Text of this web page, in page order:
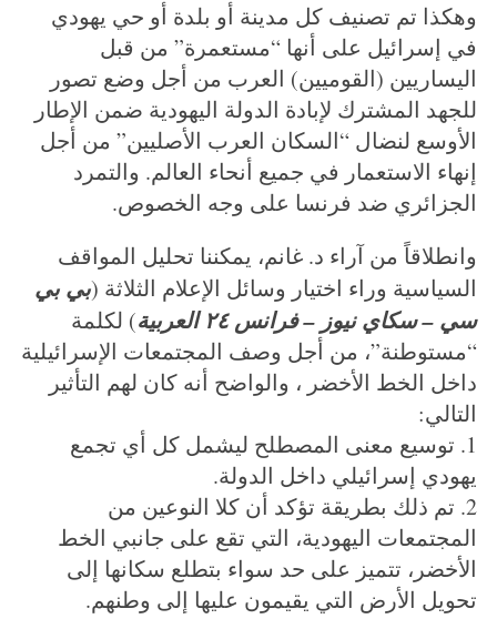
وهكذا تم تصنيف كل مدينة أو بلدة أو حي يهودي
في إسرائيل على أنها “مستعمرة” من قبل
اليساريين (القوميين) العرب من أجل وضع تصور
للجهد المشترك لإبادة الدولة اليهودية ضمن الإطار
الأوسع لنضال “السكان العرب الأصليين” من أجل
إنهاء الاستعمار في جميع أنحاء العالم. والتمرد
الجزائري ضد فرنسا على وجه الخصوص.
وانطلاقاً من آراء د. غانم، يمكننا تحليل المواقف
السياسية وراء اختيار وسائل الإعلام الثلاثة (بي بي
سي – سكاي نيوز – فرانس ٢٤ العربية
) لكلمة
“مستوطنة”، من أجل وصف المجتمعات الإسرائيلية
داخل الخط الأخضر ، والواضح أنه كان لهم التأثير
التالي:
1. توسيع معنى المصطلح ليشمل كل أي تجمع
يهودي إسرائيلي داخل الدولة.
2. تم ذلك بطريقة تؤكد أن كلا النوعين من
المجتمعات اليهودية، التي تقع على جانبي الخط
الأخضر، تتميز على حد سواء بتطلع سكانها إلى
تحويل الأرض التي يقيمون عليها إلى وطنهم.
S